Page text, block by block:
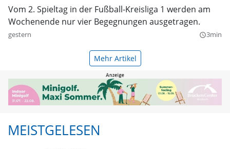
Vom 2. Spieltag in der Fußball-Kreisliga 1 werden am
Wochenende nur vier Begegnungen ausgetragen.
gestern query_builder3min
Mehr Artikel
MEISTGELESEN